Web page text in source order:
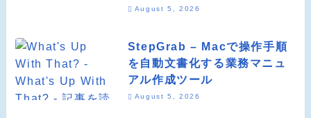
August 5, 2026
StepGrab – Macで操作手順
を自動文書化する業務マニュ
アル作成ツール
August 5, 2026